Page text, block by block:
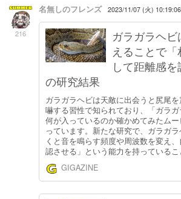
216
名無しのフレンズ 2023/11/07 (火) 10:19:06
ガラガラヘ
えることで
して距離感
の研究結果
ガラガラヘビは天敵に出会うと尻尾
嚇する習性で知られており、「ガラ
何が入っているのか確かめてみたム
っています。新たな研究で、ガラガ
くと音を鳴らす頻度や周波数を変え
認させる」という能力を持っているこ
GIGAZINE